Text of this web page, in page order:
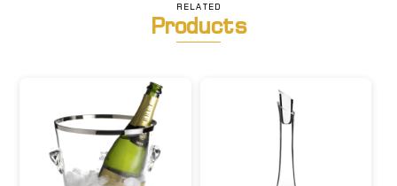
RELATED
Products